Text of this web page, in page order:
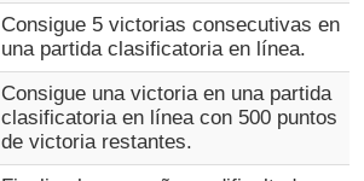
Consigue 5 victorias consecutivas en
una partida clasificatoria en línea.
Consigue una victoria en una partida
clasificatoria en línea con 500 puntos
de victoria restantes.